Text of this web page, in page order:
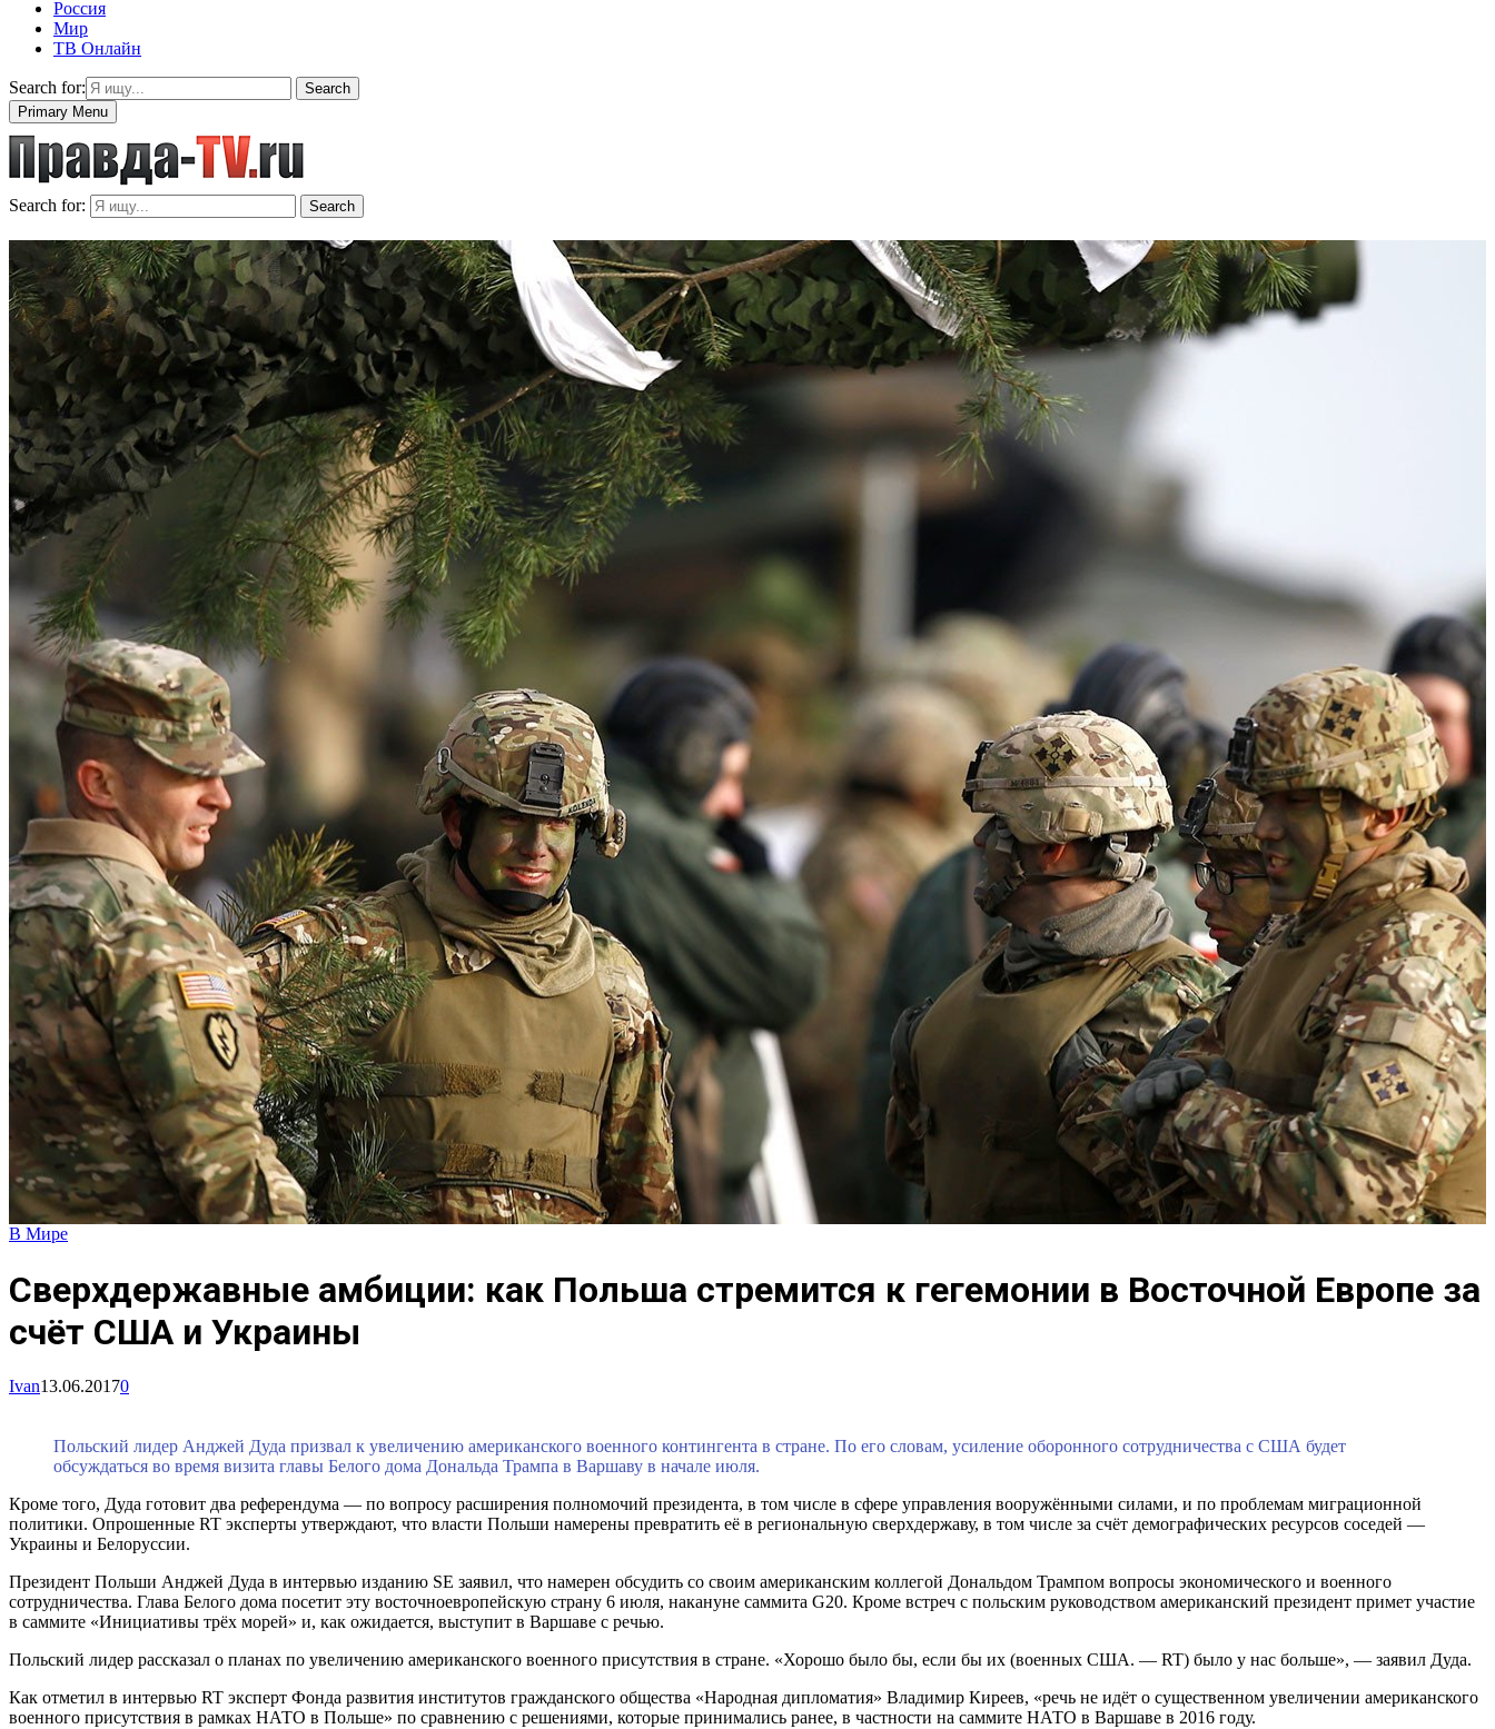
Россия
Мир
ТВ Онлайн
Search for:
Search
Primary Menu
Search for: Search
В Мире
Сверхдержавные амбиции: как Польша стремится к гегемонии в Восточной Европе за
счёт США и Украины
Ivan13.06.20170
Польский лидер Анджей Дуда призвал к увеличению американского военного контингента в стране. По его словам, усиление оборонного сотрудничества с США будет
обсуждаться во время визита главы Белого дома Дональда Трампа в Варшаву в начале июля.
Кроме того, Дуда готовит два референдума — по вопросу расширения полномочий президента, в том числе в сфере управления вооружёнными силами, и по проблемам миграционной
политики. Опрошенные RT эксперты утверждают, что власти Польши намерены превратить её в региональную сверхдержаву, в том числе за счёт демографических ресурсов соседей —
Украины и Белоруссии.
Президент Польши Анджей Дуда в интервью изданию SE заявил, что намерен обсудить со своим американским коллегой Дональдом Трампом вопросы экономического и военного
сотрудничества. Глава Белого дома посетит эту восточноевропейскую страну 6 июля, накануне саммита G20. Кроме встреч с польским руководством американский президент примет участие
в саммите «Инициативы трёх морей» и, как ожидается, выступит в Варшаве с речью.
Польский лидер рассказал о планах по увеличению американского военного присутствия в стране. «Хорошо было бы, если бы их (военных США. — RT) было у нас больше», — заявил Дуда.
Как отметил в интервью RT эксперт Фонда развития институтов гражданского общества «Народная дипломатия» Владимир Киреев, «речь не идёт о существенном увеличении американского
военного присутствия в рамках НАТО в Польше» по сравнению с решениями, которые принимались ранее, в частности на саммите НАТО в Варшаве в 2016 году.